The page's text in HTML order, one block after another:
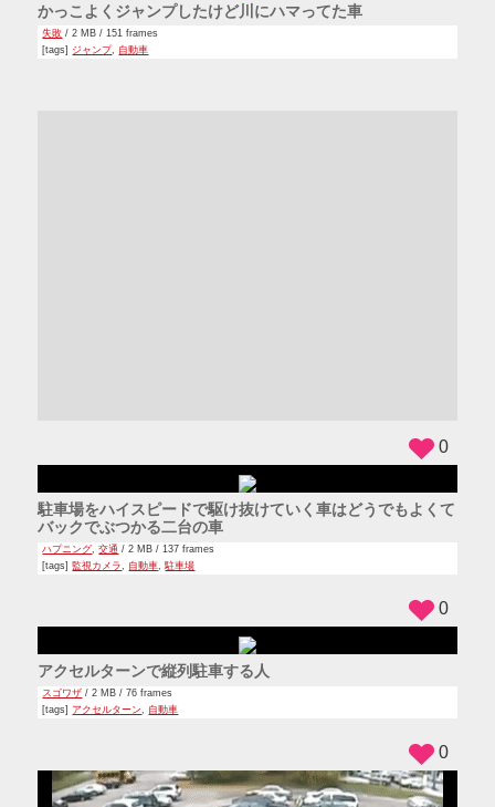
かっこよくジャンプしたけど川にハマってた車
失敗 / 2 MB / 151 frames
[tags] ジャンプ, 自動車
駐車場をハイスピードで駆け抜けていく車はどうでもよくて
バックでぶつかる二台の車
ハプニング,交通 / 2 MB / 137 frames
[tags]監視カメラ, 自動車,駐車場
0
アクセルターンで縦列駐車する人
スゴワザ / 2 MB / 76 frames
[tags] アクセルターン, 自動車
0
0